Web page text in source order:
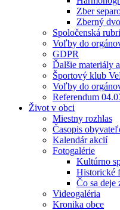
Zber
Zberný
Spoločenská
Voľby do
GDPR
Ďalšie materiály
Športový klub
Voľby do
Referendum
Život v obci
Miestny rozhlas
Časopis
Kalendár akcií
Fotogalérie
Kultúrno
Historické
Čo sa deje
Videogaléria
Kronika obce